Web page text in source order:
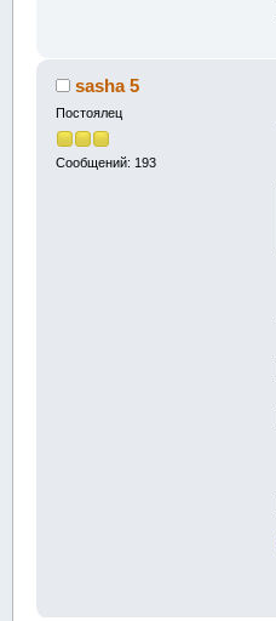
sasha 5
Постоялец
Сообщений: 193